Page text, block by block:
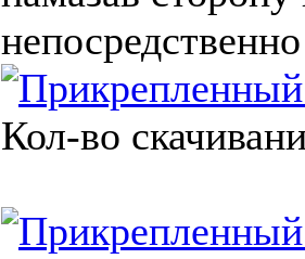
Кол-во